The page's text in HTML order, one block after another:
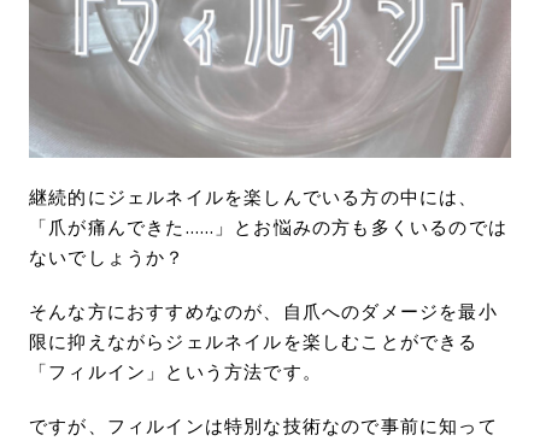
継続的にジェルネイルを楽しんでいる方の中には、
「爪が痛んできた……」とお悩みの方も多くいるのでは
ないでしょうか？
そんな方におすすめなのが、自爪へのダメージを最小
限に抑えながらジェルネイルを楽しむことができる
「フィルイン」という方法です。
ですが、フィルインは特別な技術なので事前に知って